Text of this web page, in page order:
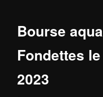
Bourse
Fondettes
2023